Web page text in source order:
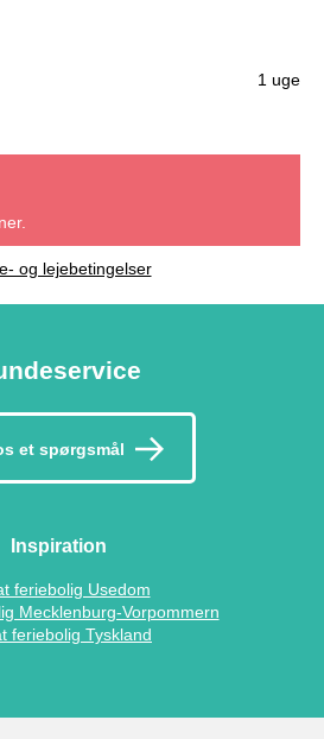
1 uge
og lejebetingelser
et spørgsmål
Inspiration
feriebolig Usedom
Mecklenburg-Vorpommern
feriebolig Tyskland